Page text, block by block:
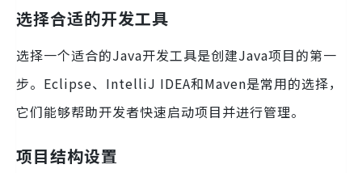
选择合适的开发工具
选择一个适合的Java开发工具是创建Java项目的第一
步。Eclipse、IntelliJ IDEA和Maven是常用的选择，
它们能够帮助开发者快速启动项目并进行管理。
项目结构设置